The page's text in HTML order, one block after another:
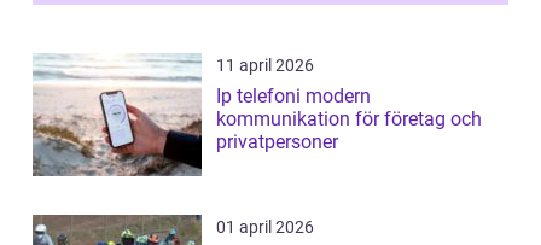
11 april 2026
Ip telefoni modern
kommunikation för företag och
privatpersoner
01 april 2026